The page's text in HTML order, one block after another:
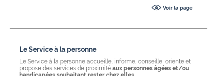
Voir la page
Le Service à la personne
Le Service à la personne accueille, informe, conseille, oriente et
propose des services de proximité aux personnes âgées et/ou